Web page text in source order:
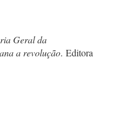
Geral da
a revolução. Editora